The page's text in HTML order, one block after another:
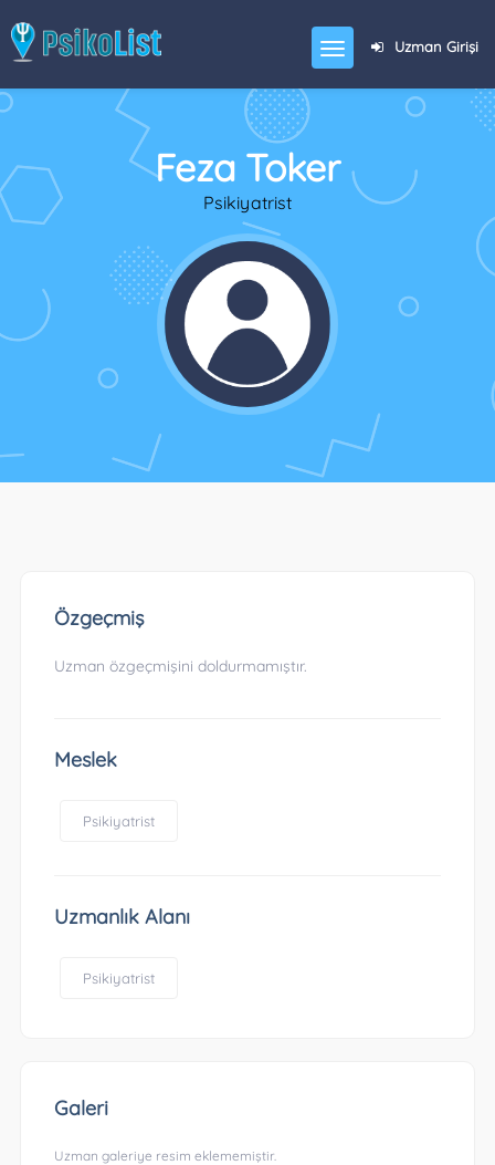
Uzman Girişi
Feza Toker
Psikiyatrist
Özgeçmiş
Uzman özgeçmişini doldurmamıştır.
Meslek
Psikiyatrist
Uzmanlık Alanı
Psikiyatrist
Galeri
Uzman galeriye resim eklememiştir.